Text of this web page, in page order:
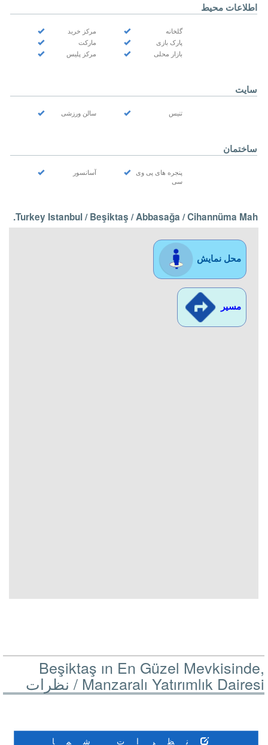
اطلاعات محیط
مرکز خرید
گلخانه
مارکت
پارک بازی
مرکز پلیس
بازار محلی
سایت
سالن ورزشی تنيس
ساختمان
آسانسور
پنجره های پی وی
سی
Turkey Istanbul / Beşiktaş / Abbasağa / Cihannüma Mah.
محل نمایش
مسیر
Beşiktaş ın En Güzel Mevkisinde,
Manzaralı Yatırımlık Dairesi / نظرات
نظرات شما